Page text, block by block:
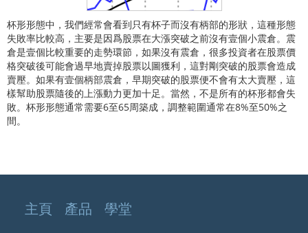
杯形形態中，我們經常會看到只有杯子而沒有柄部的形狀，這種形態
失敗率比較高，主要是因爲股票在大漲突破之前沒有壹個小震倉。震
倉是壹個比較重要的走勢環節，如果沒有震倉，很多投資者在股票價
格突破後可能會過早地賣掉股票以圖獲利，這對剛突破的股票會造成
賣壓。如果有壹個柄部震倉，早期突破的股票便不會有太大賣壓，這
樣幫助股票隨後的上漲動力更加十足。當然，不是所有的杯形都會失
敗。杯形形態通常需要6至65周築成，調整範圍通常在8%至50%之
間。
主頁 產品
學堂